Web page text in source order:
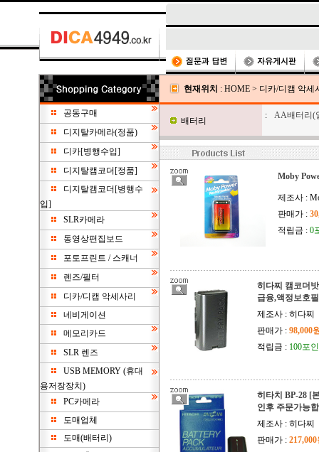
공동구매
디지탈카메라(정품)
디카[병행수입]
디지탈캠코더[정품]
디지탈캠코더[병행수
입]
SLR카메라
동영상편집보드
포토프린트 / 스캐너
렌즈/필터
디카/디캠 악세사리
네비게이션
메모리카드
SLR 렌즈
USB MEMORY (휴대
용저장장치)
PC카메라
도매업체
도매(배터리)
현재위치 : HOME > 디카/디캠 악세
배터리
: AA배터리(
Moby
제조사 :
판매가 :
적립금 : 0
히다찌 캠코더
급융,액정보호
제조사 : 히다찌
판매가 : 98,000
적립금 : 100포
히타치 BP-28 [
인후 주문가능
제조사 : 히다찌
판매가 :